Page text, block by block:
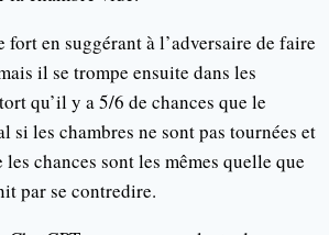
fort en suggérant à l’adversaire de faire
il se trompe ensuite dans les
qu’il y a 5/6 de chances que le
les chambres ne sont pas tournées et
chances sont les mêmes quelle que
par se contredire.